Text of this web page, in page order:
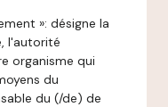
»: désigne la
l'autorité
organisme qui
du
du (/de) de